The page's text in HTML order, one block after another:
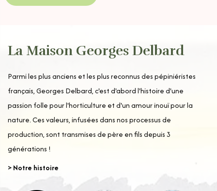
La Maison Georges Delbard
Parmi les plus anciens et les plus reconnus des pépiniéristes
français, Georges Delbard, c'est d'abord l'histoire d'une
passion folle pour l'horticulture et d'un amour inouï pour la
nature. Ces valeurs, infusées dans nos processus de
production, sont transmises de père en fils depuis 3
générations !
> Notre histoire